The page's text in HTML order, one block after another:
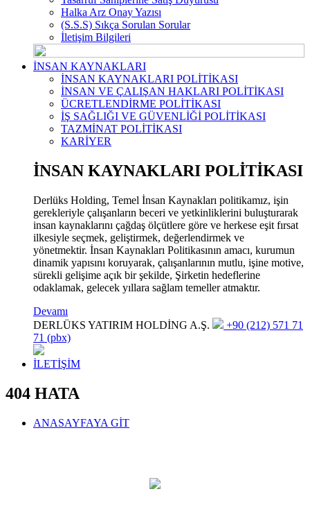
Halka Arz Onay Yazısı
(S.S.S) Sıkça Sorulan Sorular
İletişim Bilgileri
İNSAN KAYNAKLARI
İNSAN KAYNAKLARI POLİTİKASI
İNSAN VE ÇALIŞAN HAKLARI POLİTİKASI
ÜCRETLENDİRME POLİTİKASI
İŞ SAĞLIĞI VE GÜVENLİĞİ POLİTİKASI
TAZMİNAT POLİTİKASI
KARİYER
İNSAN KAYNAKLARI POLİTİKASI
Derlüks Holding, Temel İnsan Kaynakları politikamız, işin
gerekleriyle çalışanların beceri ve yetkinliklerini buluşturarak
insan kaynaklarını çağdaş ölçütlere göre ve herkese eşit fırsat
ilkesiyle seçmek, geliştirmek, değerlendirmek ve
yönetmektir. İnsan Kaynakları Politikasının amacı, kurumun
dinamik yapısını koruyarak, çalışanlarının mutlu, işine motive,
sürekli gelişime açık bir şekilde, Şirketin hedeflerine
odaklamak, gelecek yıllara sağlam temeller atmaktır.
Devamı
DERLÜKS YATIRIM HOLDİNG A.Ş.
+90 (212) 571 71
71 (pbx)
İLETİŞİM
404 HATA
ANASAYFAYA GİT